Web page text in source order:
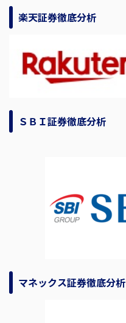
楽天証券徹底分析
ＳＢＩ証券徹底分析
マネックス証券徹底分析